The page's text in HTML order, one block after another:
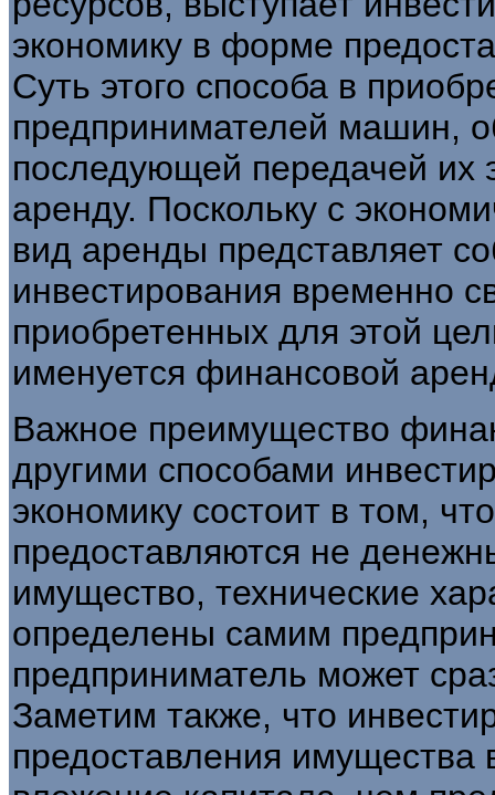
экономику в форме
Суть этого способа в
предпринимателей машин,
последующей передачей их
аренду. Поскольку с
вид аренды представляет
инвестирования временно
приобретенных для этой
именуется финансовой
Важное преимущество
другими способами
экономику состоит в том,
предоставляются не
имущество, технические
определены самим
предприниматель может
Заметим также, что
предоставления имущества